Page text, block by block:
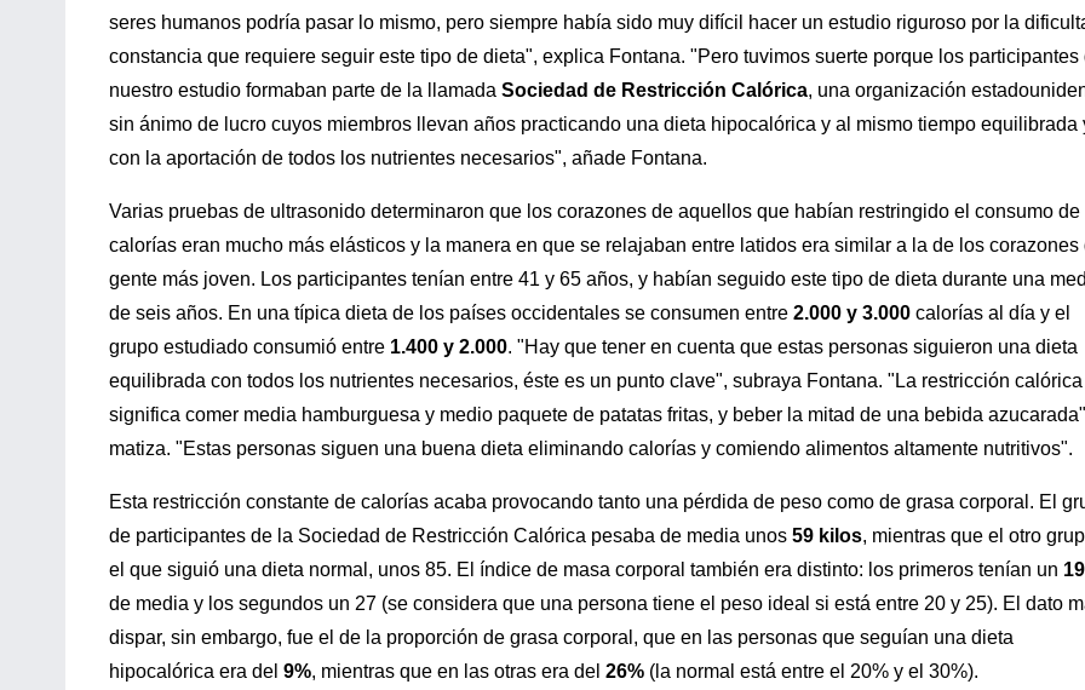
seres humanos podría pasar lo mismo, pero siempre había sido muy difícil hacer un estudio riguroso por la
constancia que requiere seguir este tipo de dieta", explica Fontana. "Pero tuvimos suerte porque los participantes
nuestro estudio formaban parte de la llamada Sociedad de Restricción Calórica, una organización
sin ánimo de lucro cuyos miembros llevan años practicando una dieta hipocalórica y al mismo tiempo equilibrada
con la aportación de todos los nutrientes necesarios", añade Fontana.
Varias pruebas de ultrasonido determinaron que los corazones de aquellos que habían restringido el consumo de
calorías eran mucho más elásticos y la manera en que se relajaban entre latidos era similar a la de los corazones
gente más joven. Los participantes tenían entre 41 y 65 años, y habían seguido este tipo de dieta durante una
de seis años. En una típica dieta de los países occidentales se consumen entre 2.000 y 3.000 calorías al día y el
grupo estudiado consumió entre 1.400 y 2.000. "Hay que tener en cuenta que estas personas siguieron una dieta
equilibrada con todos los nutrientes necesarios, éste es un punto clave", subraya Fontana. "La restricción
significa comer media hamburguesa y medio paquete de patatas fritas, y beber la mitad de una bebida
matiza. "Estas personas siguen una buena dieta eliminando calorías y comiendo alimentos altamente nutritivos".
Esta restricción constante de calorías acaba provocando tanto una pérdida de peso como de grasa corporal. El
de participantes de la Sociedad de Restricción Calórica pesaba de media unos 59 kilos, mientras que el otro
el que siguió una dieta normal, unos 85. El índice de masa corporal también era distinto: los primeros tenían un
de media y los segundos un 27 (se considera que una persona tiene el peso ideal si está entre 20 y 25). El dato
dispar, sin embargo, fue el de la proporción de grasa corporal, que en las personas que seguían una dieta
hipocalórica era del 9%, mientras que en las otras era del 26% (la normal está entre el 20% y el 30%).